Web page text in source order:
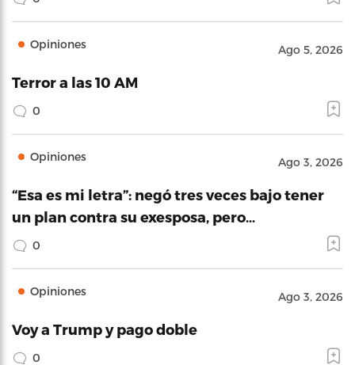
Opiniones Ago 5, 2026
Terror a las 10 AM
0
Opiniones Ago 3, 2026
“Esa es mi letra”: negó tres veces bajo tener
un plan contra su exesposa, pero…
0
Opiniones Ago 3, 2026
Voy a Trump y pago doble
0